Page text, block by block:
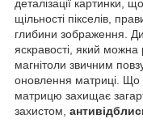
деталізації картинки,
щільності пікселів,
глибини зображення.
яскравості, який
магнітоли звичним
оновлення матриці. Що
матрицю захищає
захистом,